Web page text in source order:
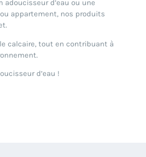
d’eau ou une
appartement, nos produits
calcaire, tout en contribuant à
d’eau !